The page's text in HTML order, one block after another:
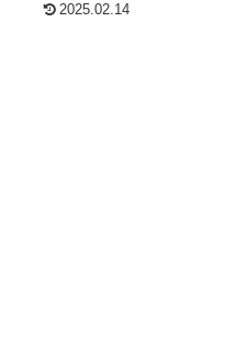
2025.02.14